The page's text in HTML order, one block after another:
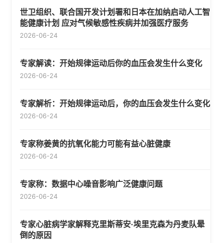
世卫组织、联合国开发计划署和日本在加纳启动人工智
能健康计划 应对气候敏感性疾病并加强医疗服务
2026-06-24
专家解读：开始规律运动后你的血压会发生什么变化
2026-06-24
专家解析：开始规律运动后，你的血压会发生什么变化
2026-06-24
专家称姜黄的抗氧化能力可能有益心脏健康
2026-06-24
专家称：数据中心噪音影响广泛健康问题
2026-06-24
专家心脏病学家解释克里斯蒂安·埃里克森为丹麦队晕
倒的原因